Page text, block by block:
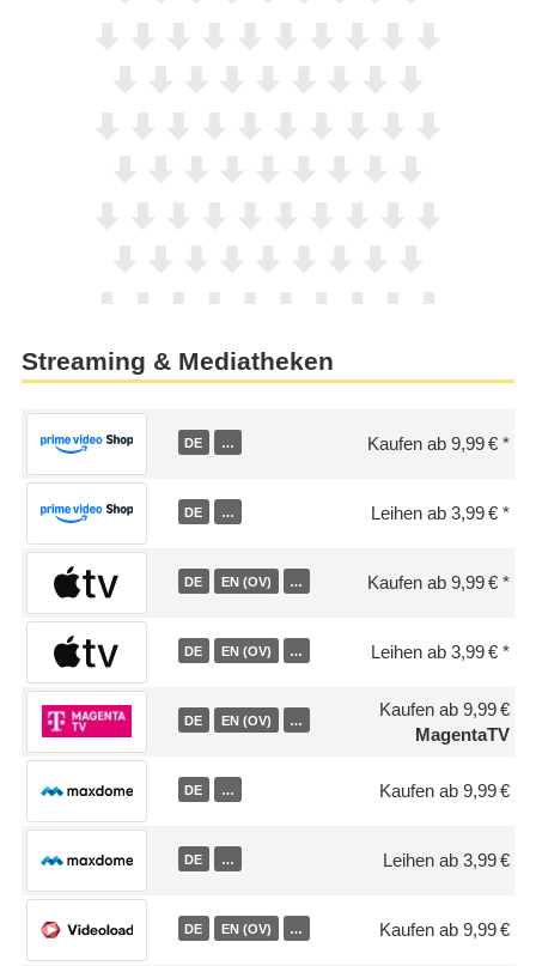
Streaming & Mediatheken
DE … Kaufen ab 9,99 €
DE … Leihen ab 3,99 €
DE EN (OV) … Kaufen ab 9,99 €
DE EN (OV) … Leihen ab 3,99 €
DE EN (OV) …
Kaufen ab 9,99 €
MagentaTV
DE … Kaufen ab 9,99 €
DE … Leihen ab 3,99 €
DE EN (OV) … Kaufen ab 9,99 €